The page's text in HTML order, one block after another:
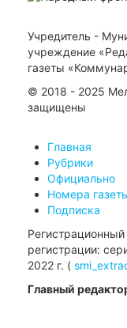
Учредитель -
учреждение
газеты
© 2018 - 2025
защищены
Главная
Рубрики
Официально
Номера
Подписка
регистрации:
2022 г. (
Главный